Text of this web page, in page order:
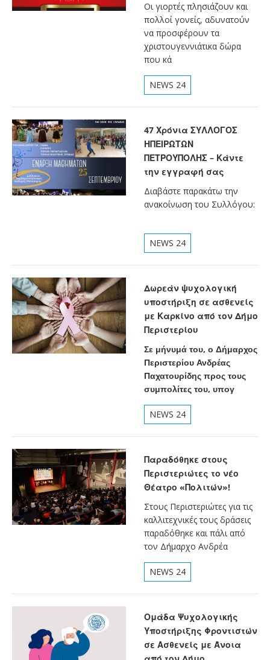
Οι γιορτές πλησιάζουν και
πολλοί γονείς, αδυνατούν
να προσφέρουν τα
χριστουγεννιάτικα δώρα
που κά
NEWS 24
47 Χρόνια ΣΥΛΛΟΓΟΣ
ΗΠΕΙΡΩΤΩΝ
ΠΕΤΡΟΥΠΟΛΗΣ – Κάντε
την εγγραφή σας
Διαβάστε παρακάτω την
ανακοίνωση του Συλλόγου:
NEWS 24
Δωρεάν ψυχολογική
υποστήριξη σε ασθενείς
με Καρκίνο από τον Δήμο
Περιστερίου
Σε μήνυμά του, ο Δήμαρχος
Περιστερίου Ανδρέας
Παχατουρίδης προς τους
συμπολίτες του, υπογ
NEWS 24
Παραδόθηκε στους
Περιστεριώτες το νέο
Θέατρο «Πολιτών»!
Στους Περιστεριώτες για τις
καλλιτεχνικές τους δράσεις
παραδόθηκε και πάλι από
τον Δήμαρχο Ανδρέα
NEWS 24
Ομάδα Ψυχολογικής
Υποστήριξης Φροντιστών
σε Ασθενείς με Άνοια